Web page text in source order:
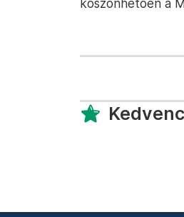
köszönhetően a